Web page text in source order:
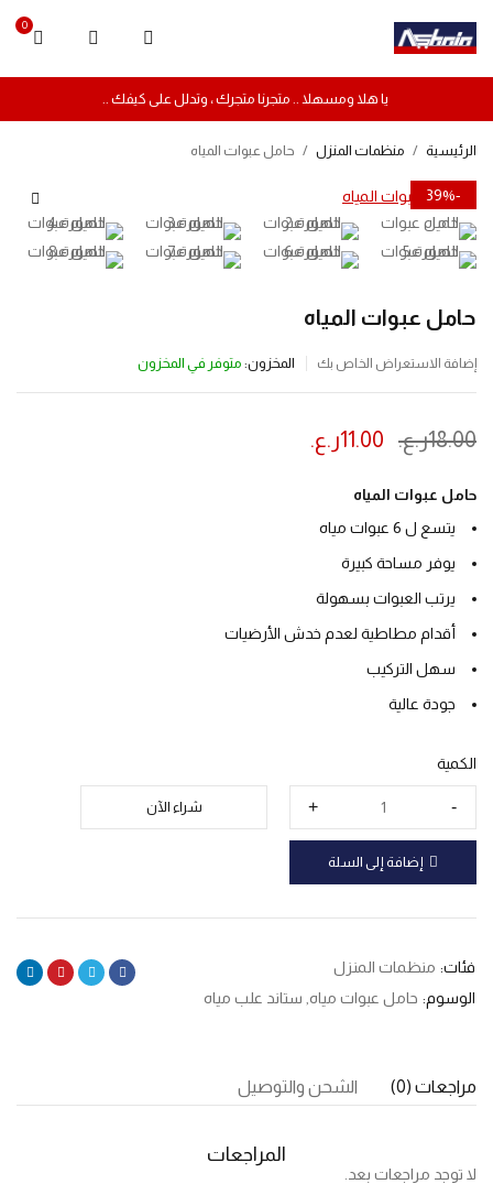
0
يا هلا ومسهلا .. متجرنا متجرك ، وتدلل على كيفك ..
الرئيسية / منظمات المنزل / حامل عبوات المياه
-39%
حامل عبوات المياه
إضافة الاستعراض الخاص بك المخزون: متوفر في المخزون
ينتهي العرض بعد :
18.00ر.ع. 11.00ر.ع.
حامل عبوات المياه
يتسع ل 6 عبوات مياه
يوفر مساحة كبيرة
يرتب العبوات بسهولة
أقدام مطاطية لعدم خدش الأرضيات
سهل التركيب
جودة عالية
الكمية
إضافة إلى السلة
شراء الآن
فئات: منظمات المنزل
الوسوم: حامل عبوات مياه ستاند علب مياه
مراجعات (0) الشحن والتوصيل
المراجعات
لا توجد مراجعات بعد.